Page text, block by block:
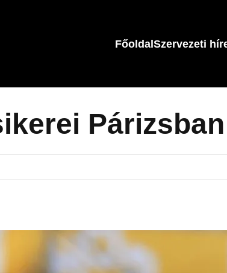
FőoldalSzervezeti